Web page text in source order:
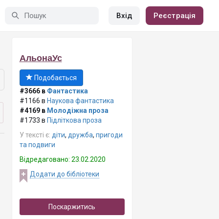
Вхід Реєстрація
АльонаУс
Подобається
#3666 в Фантастика
#1166 в Наукова фантастика
#4169 в Молодіжна проза
#1733 в Підліткова проза
У тексті є: діти, дружба, пригоди
та подвиги
Відредаговано: 23.02.2020
Додати до бібліотеки
Поскаржитись